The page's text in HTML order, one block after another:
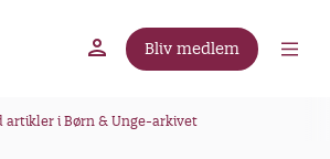
Bliv medlem
artikler i Børn & Unge-arkivet